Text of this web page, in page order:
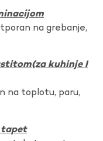
na grebanje,
kuhinje I
na toplotu, paru,
tapet